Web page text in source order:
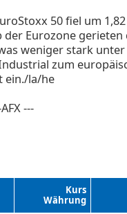
50fiel um
der Eurozone
weniger stark
zum
ein./la/he
---
Kurs
Währung